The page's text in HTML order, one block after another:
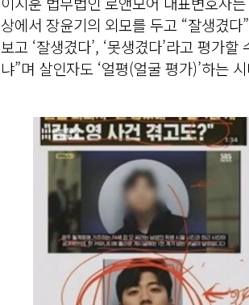
상에서 장윤기의 외모를 두고 “잘생겼
보고 ‘잘생겼다’, ‘못생겼다’라고 평가
냐”며 살인자도 ‘얼평(얼굴 평가)’하는